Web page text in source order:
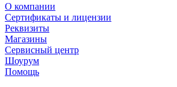
О компании
Сертификаты и лицензии
Реквизиты
Магазины
Сервисный центр
Шоурум
Помощь